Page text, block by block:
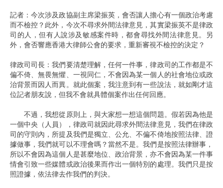
記者：今次涉及政協副主席梁振英，會否讓人擔心有一個政治考慮
而不檢控？此外，今次不尋求外間法律意見，其實梁振英不是律政
司的人，但有人說涉及敏感案件時，都會尋找外間法律意見。另
外，會否響應香港大律師公會的要求，重新審視不檢控的決定？ ​
律政司司長：我們要清楚理解，任何一件事，律政司的工作都是不
偏不倚、無畏無懼、一視同仁，不會因為某一個人的社會地位或政
治背景而因人而異。就此個案，我注意到有一些說法，就如剛才這
位記者朋友說，但我不會就具體個案作出任何回應。​ ​
不過，我想從原則上，與大家想一想這個問題。假若因為他是
一個中央（人員），律政司就因此尋求外間法律意見，我們在律政
司的守則內，所提及我們是獨立、公允、不偏不倚地按照法律、證
據做事，我們就可以不理會嗎？當然不是。我們是按照法律辦事，
所以不會因為這個人是甚麼地位、政治背景，亦不會因為某一件事
情會引致一些媒體或政治後果而作出一個特別的處理。我們只是按
照證據，依法律去作我們的判決。​